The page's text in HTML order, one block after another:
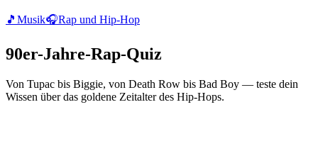
🎵 Musik🎧Rap und Hip-Hop
90er-Jahre-Rap-Quiz
Von Tupac bis Biggie, von Death Row bis Bad Boy — teste dein
Wissen über das goldene Zeitalter des Hip-Hops.